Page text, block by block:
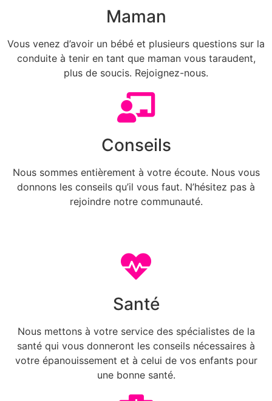
Maman
Vous venez d’avoir un bébé et plusieurs questions sur la
conduite à tenir en tant que maman vous taraudent,
plus de soucis. Rejoignez-nous.
Conseils
Nous sommes entièrement à votre écoute. Nous vous
donnons les conseils qu’il vous faut. N’hésitez pas à
rejoindre notre communauté.
Santé
Nous mettons à votre service des spécialistes de la
santé qui vous donneront les conseils nécessaires à
votre épanouissement et à celui de vos enfants pour
une bonne santé.